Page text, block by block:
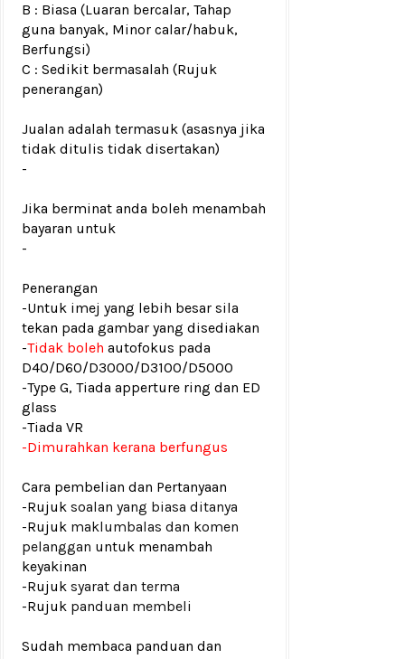
B : Biasa (Luaran bercalar, Tahap
guna banyak, Minor calar/habuk,
Berfungsi)
C : Sedikit bermasalah (Rujuk
penerangan)
Jualan adalah termasuk (asasnya jika
tidak ditulis tidak disertakan)
-
Jika berminat anda boleh menambah
bayaran untuk
-
Penerangan
-Untuk imej yang lebih besar sila
tekan pada gambar yang disediakan
-Tidak boleh autofokus pada
D40/D60/D3000/D3100/D5000
-Type G, Tiada apperture ring dan ED
glass
-Tiada VR
-Dimurahkan kerana berfungus
Cara pembelian dan Pertanyaan
-Rujuk soalan yang biasa ditanya
-Rujuk maklumbalas dan komen
pelanggan untuk menambah
keyakinan
-Rujuk syarat dan terma
-Rujuk panduan membeli
Sudah membaca panduan dan